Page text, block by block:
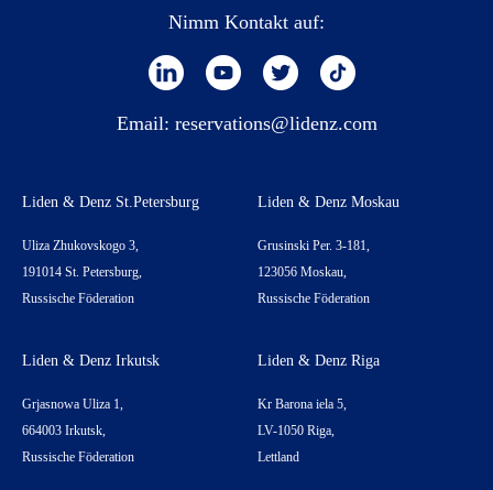
Nimm Kontakt auf:
Email: reservations@lidenz.com
Liden & Denz St.Petersburg
Uliza Zhukovskogo 3,
191014 St. Petersburg,
Russische Föderation
Liden & Denz Moskau
Grusinski Per. 3-181,
123056 Moskau,
Russische Föderation
Liden & Denz Irkutsk
Grjasnowa Uliza 1,
664003 Irkutsk,
Russische Föderation
Liden & Denz Riga
Kr Barona iela 5,
LV-1050 Riga,
Lettland